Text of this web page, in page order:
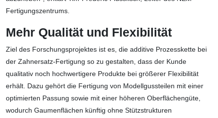
Fertigungszentrums.
Mehr Qualität und Flexibilität
Ziel des Forschungsprojektes ist es, die additive Prozesskette bei
der Zahnersatz-Fertigung so zu gestalten, dass der Kunde
qualitativ noch hochwertigere Produkte bei größerer Flexibilität
erhält. Dazu gehört die Fertigung von Modellgussteilen mit einer
optimierten Passung sowie mit einer höheren Oberflächengüte,
wodurch Gaumen­flächen künftig ohne Stützstrukturen